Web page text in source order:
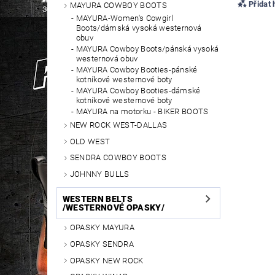
MAYURA COWBOY BOOTS
MAYURA-Women's Cowgirl
Boots/dámská vysoká westernová
obuv
MAYURA Cowboy Boots/pánská vysoká
westernová obuv
MAYURA Cowboy Booties-pánské
kotníkové westernové boty
MAYURA Cowboy Booties-dámské
kotníkové westernové boty
MAYURA na motorku - BIKER BOOTS
NEW ROCK WEST-DALLAS
OLD WEST
SENDRA COWBOY BOOTS
JOHNNY BULLS
WESTERN BELTS
/WESTERNOVÉ OPASKY/
OPASKY MAYURA
OPASKY SENDRA
OPASKY NEW ROCK
Přidat